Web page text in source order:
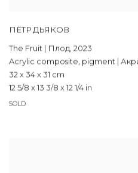
ПЁТР ДЬЯКОВ
The Fruit | Плод, 2023
Acrylic composite, pigment |
32 x 34 x 31 cm
12 5/8 x 13 3/8 x 12 1/4 in
SOLD